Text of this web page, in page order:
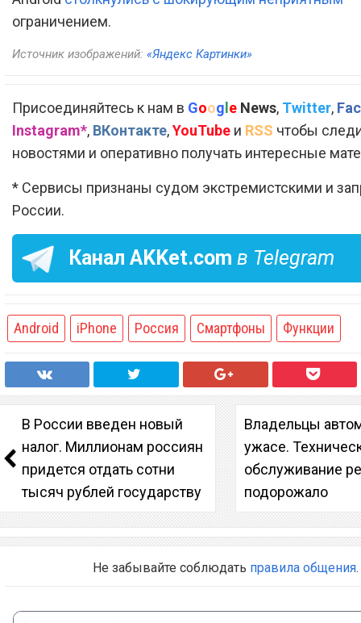
ограничением.
Источник изображений: «Яндекс Картинки»
Присоединяйтесь к нам в Google News, Twitter,
Instagram*, ВКонтакте,YouTube и RSS чтобы
новостями и оперативно получать интересные
* Сервисы признаны судом экстремистскими и
России.
Канал AKKet.com в Telegram
Android iPhone Россия Смартфоны Функции
В России введен новый
налог. Миллионам россиян
придется отдать сотни
тысяч рублей государству
Владельцы
ужасе.
обслуживание
подорожало
Не забывайте соблюдать правила общения.